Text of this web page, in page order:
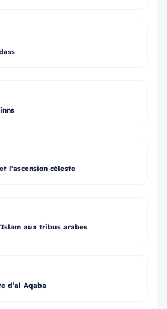
l’ascension céleste
aux tribus arabes
d’al Aqaba